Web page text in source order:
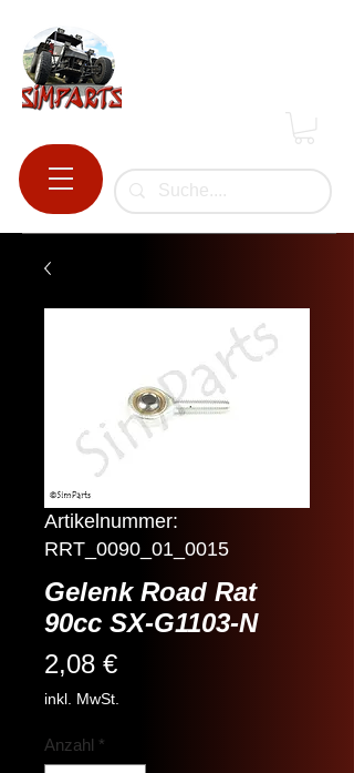
Artikelnummer:
RRT_0090_01_0015
Gelenk Road Rat
90cc SX-G1103-N
2,08 €Preis
inkl. MwSt.
Anzahl *